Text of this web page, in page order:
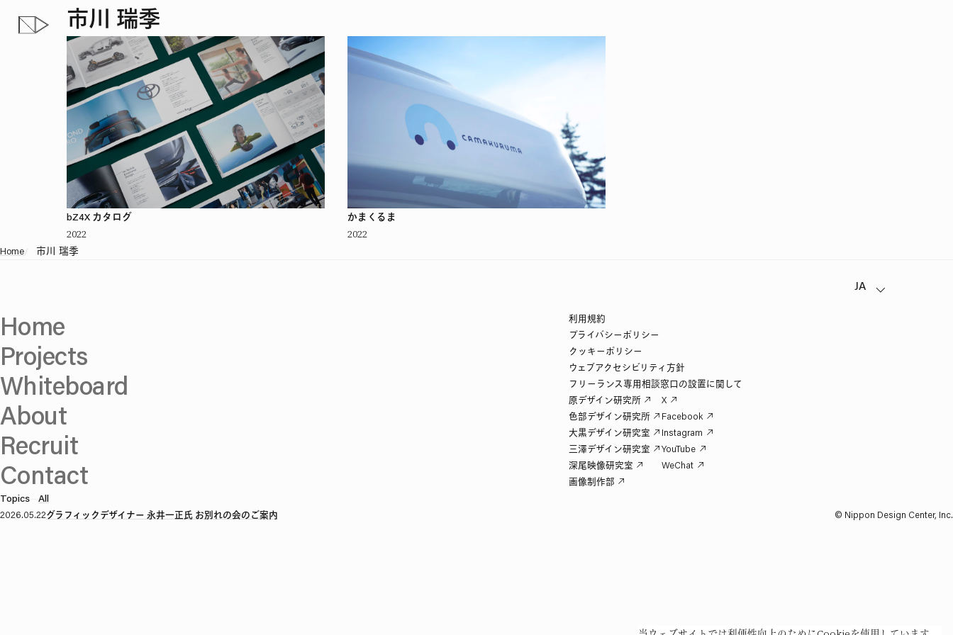
市川 瑞季
bZ4X カタログ
2022
かまくるま
2022
Home/ 市川 瑞季
Home
Projects
Whiteboard
About
Recruit
Contact
利用規約
プライバシーポリシー
クッキーポリシー
ウェブアクセシビリティ方針
フリーランス専用相談窓口の設置に関して
Topics All
2026.05.22グラフィックデザイナー 永井一正氏 お別れの会のご案内
原デザイン研究所
色部デザイン研究所
大黒デザイン研究室
三澤デザイン研究室
深尾映像研究室
画像制作部
X
Facebook
Instagram
YouTube
WeChat
© Nippon Design Center, Inc.